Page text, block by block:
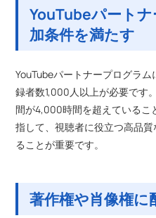
YouTubeパート
加条件を満たす
YouTubeパートナープログラ
録者数1,000人以上が必要です
間が4,000時間を超えているこ
指して、視聴者に役立つ高品
ることが重要です。
著作権や肖像権に